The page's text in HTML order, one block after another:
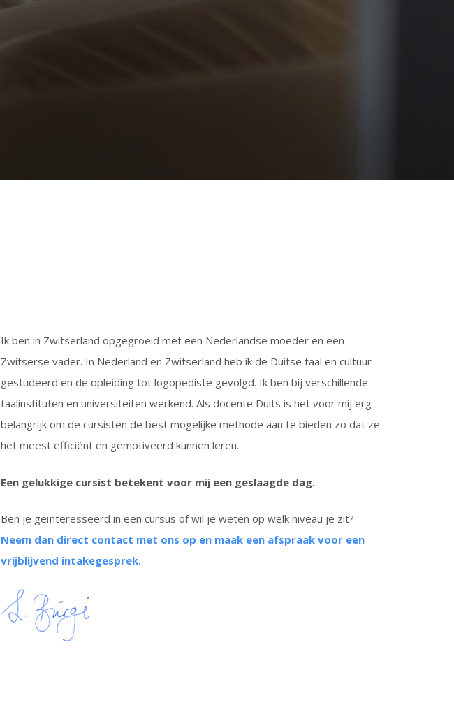
Ik ben in Zwitserland opgegroeid met een Nederlandse moeder en een
Zwitserse vader. In Nederland en Zwitserland heb ik de Duitse taal en cultuur
gestudeerd en de opleiding tot logopediste gevolgd. Ik ben bij verschillende
taalinstituten en universiteiten werkend. Als docente Duits is het voor mij erg
belangrijk om de cursisten de best mogelijke methode aan te bieden zo dat ze
het meest efficiënt en gemotiveerd kunnen leren.
Een gelukkige cursist betekent voor mij een geslaagde dag.
Ben je geïnteresseerd in een cursus of wil je weten op welk niveau je zit?
Neem dan direct contact met ons op en maak een afspraak voor een
vrijblijvend intakegesprek.